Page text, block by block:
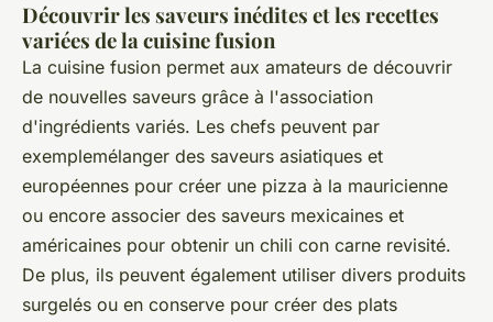
Découvrir les saveurs inédites et les recettes
variées de la cuisine fusion
La cuisine fusion permet aux amateurs de découvrir
de nouvelles saveurs grâce à l'association
d'ingrédients variés. Les chefs peuvent par
exemplemélanger des saveurs asiatiques et
européennes pour créer une pizza à la mauricienne
ou encore associer des saveurs mexicaines et
américaines pour obtenir un chili con carne revisité.
De plus, ils peuvent également utiliser divers produits
surgelés ou en conserve pour créer des plats